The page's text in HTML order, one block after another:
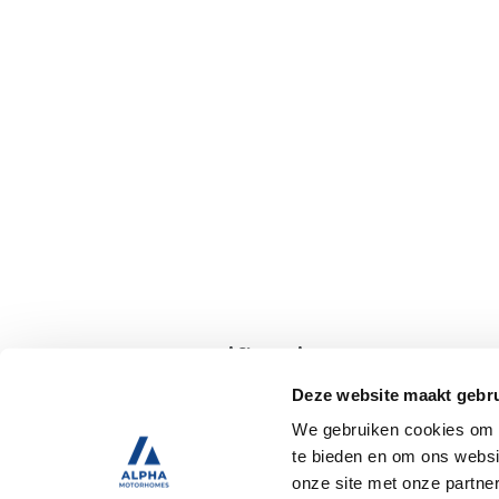
Deze website maakt
We gebruiken cookies
te bieden en om ons
onze site met onze
Specificaties
Tweedehands